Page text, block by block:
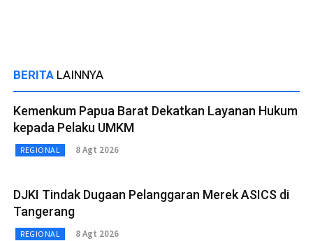
BERITA LAINNYA
Kemenkum Papua Barat Dekatkan Layanan Hukum
kepada Pelaku UMKM
REGIONAL 8 Agt 2026
DJKI Tindak Dugaan Pelanggaran Merek ASICS di
Tangerang
REGIONAL 8 Agt 2026